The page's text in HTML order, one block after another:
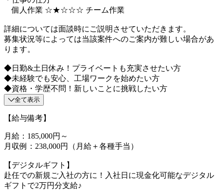
個人作業 ☆★☆☆☆ チーム作業
詳細については面談時にご説明させていただきます。
募集状況等によっては当該案件へのご案内が難しい場合があ
ります。
◆日勤&土日休み！プライベートも充実させたい方
◆未経験でも安心、工場ワークを始めたい方
◆資格・学歴不問！新しいことに挑戦したい方
全て表示
【給与備考】
月給：185,000円～
月収例：238,000円（月給＋各種手当）
【デジタルギフト】
赴任での新規ご入社の方に！入社日に現金化可能なデジタル
ギフトで2万円分支給♪